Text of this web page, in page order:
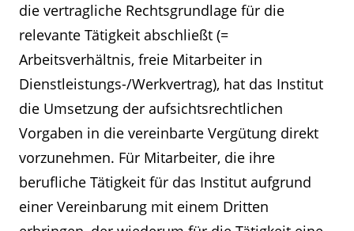
die vertragliche Rechtsgrundlage für die
relevante Tätigkeit abschließt (=
Arbeitsverhältnis, freie Mitarbeiter in
Dienstleistungs-/Werkvertrag), hat das Institut
die Umsetzung der aufsichtsrechtlichen
Vorgaben in die vereinbarte Vergütung direkt
vorzunehmen. Für Mitarbeiter, die ihre
berufliche Tätigkeit für das Institut aufgrund
einer Vereinbarung mit einem Dritten